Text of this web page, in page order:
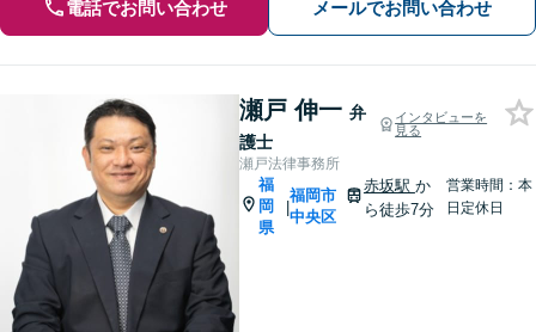
電話でお問い合わせ メールでお問い合わせ
瀬戸 伸一 弁
護士
インタビューを
見る
瀬戸法律事務所
福
岡
県
|
福岡市
中央区
赤坂駅 か
ら徒歩7分
営業時間：本
日定休日